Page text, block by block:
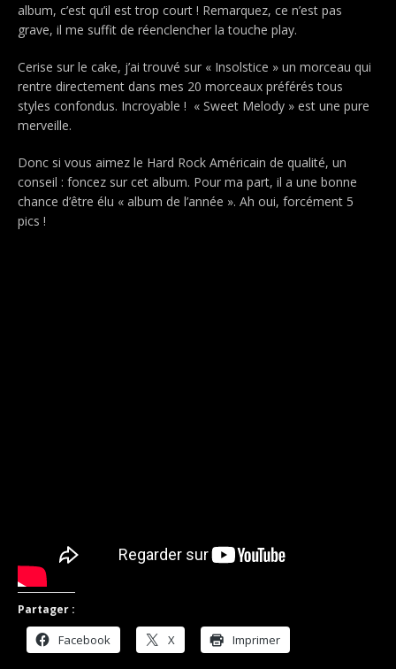
album, c’est qu’il est trop court ! Remarquez, ce n’est pas
grave, il me suffit de réenclencher la touche play.
Cerise sur le cake, j’ai trouvé sur « Insolstice » un morceau qui
rentre directement dans mes 20 morceaux préférés tous
styles confondus. Incroyable ! « Sweet Melody » est une pure
merveille.
Donc si vous aimez le Hard Rock Américain de qualité, un
conseil : foncez sur cet album. Pour ma part, il a une bonne
chance d’être élu « album de l’année ». Ah oui, forcément 5
pics !
Partager :
Facebook X Imprimer